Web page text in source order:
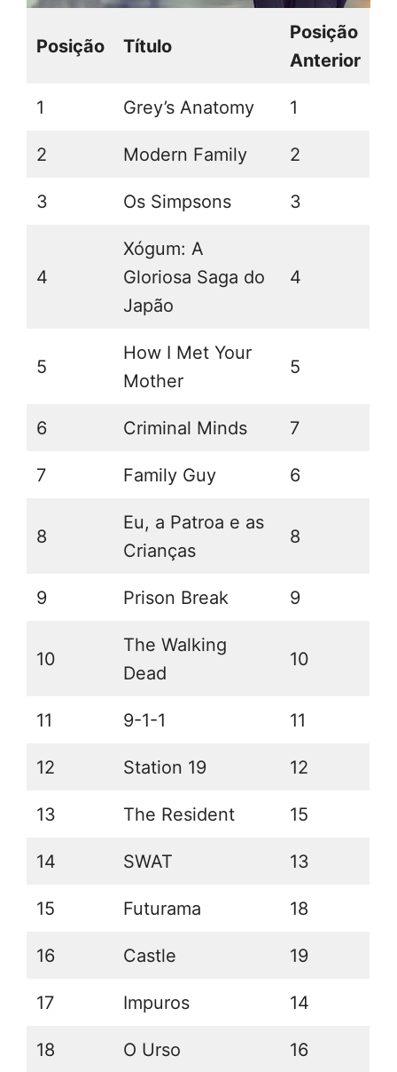
Posição Título
Posição
Anterior
1 Grey’s Anatomy 1
2 Modern Family 2
3 Os Simpsons 3
4
Xógum: A
Gloriosa Saga do
Japão
4
5
How I Met Your
Mother
5
6 Criminal Minds 7
7 Family Guy 6
8
Eu, a Patroa e as
Crianças
8
9 Prison Break 9
10
The Walking
Dead
10
11 9-1-1 11
12 Station 19 12
13 The Resident 15
14 SWAT 13
15 Futurama 18
16 Castle 19
17 Impuros 14
18 O Urso 16